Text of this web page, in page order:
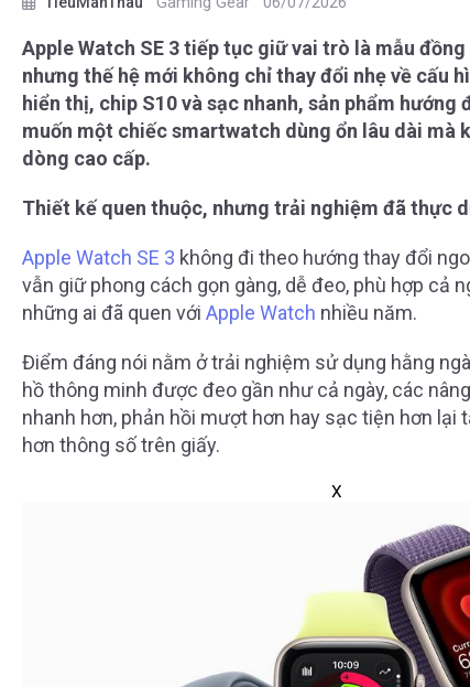
Apple Watch SE 3 tiếp tục giữ vai trò là mẫu
nhưng thế hệ mới không chỉ thay đổi nhẹ về cấu
hiển thị, chip S10 và sạc nhanh, sản phẩm hướng
muốn một chiếc smartwatch dùng ổn lâu dài mà
dòng cao cấp.
Thiết kế quen thuộc, nhưng trải nghiệm đã thực
Apple Watch SE 3 không đi theo hướng thay đổi
vẫn giữ phong cách gọn gàng, dễ đeo, phù hợp cả
những ai đã quen với Apple Watch nhiều năm.
Điểm đáng nói nằm ở trải nghiệm sử dụng hằng
hồ thông minh được đeo gần như cả ngày, các
nhanh hơn, phản hồi mượt hơn hay sạc tiện hơn lại
hơn thông số trên giấy.
X